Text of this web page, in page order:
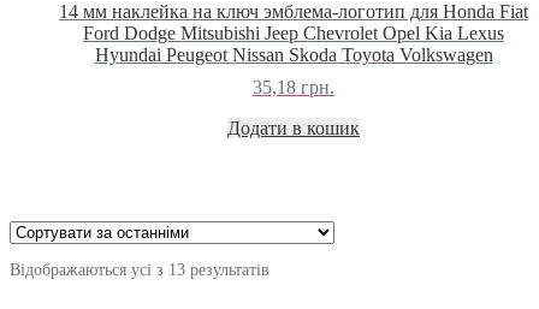
14 мм наклейка на ключ эмблема-логотип для Honda Fiat
Ford Dodge Mitsubishi Jeep Chevrolet Opel Kia Lexus
Hyundai Peugeot Nissan Skoda Toyota Volkswagen
35,18 грн.
Додати в кошик
Відображаються усі з 13 результатів